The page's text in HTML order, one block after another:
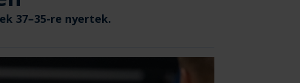
37–35-re nyertek.